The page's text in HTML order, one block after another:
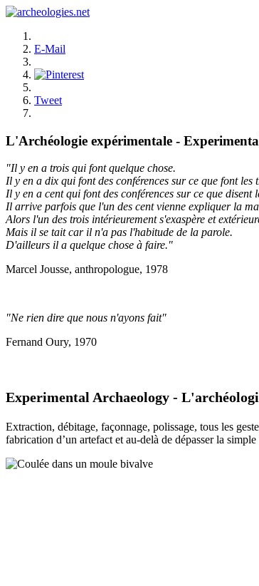
E-Mail
Tweet
L'Archéologie expérimentale -
"Il y en a trois qui font quelque chose.
Il y en a dix qui font des conférences sur ce que font les
Il y en a cent qui font des conférences sur ce que disent
Il arrive parfois que l'un des cent vienne expliquer la
Alors l'un des trois intérieurement s'exaspère et
Mais il se tait car il n'a pas l'habitude de la parole.
D'ailleurs il a quelque chose à faire."
Marcel Jousse, anthropologue, 1978
"Ne rien dire que nous n'ayons fait"
Fernand Oury, 1970
Experimental Archaeology -
Extraction, débitage, façonnage, polissage, tous les
fabrication d’un artefact et au-delà de dépasser la